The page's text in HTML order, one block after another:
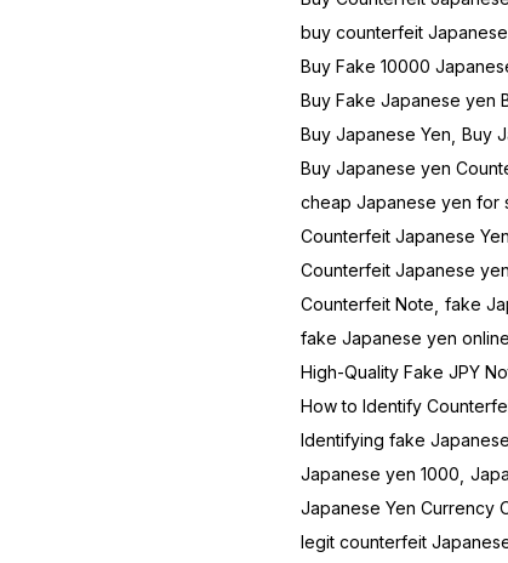
buy counterfeit
Buy Fake 10000
Buy Fake Japanese yen
Buy Japanese Yen Buy
Buy Japanese yen
cheap Japanese yen for
Counterfeit Japanese
Counterfeit Japanese
Counterfeit Note fake
fake Japanese yen online
High-Quality Fake JPY
How to Identify
Identifying fake
Japanese yen 1000
Japanese Yen Currency
legit counterfeit